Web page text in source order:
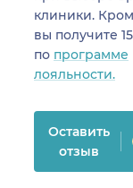
клиники.
вы получите
по программе
лояльности.
Оставить
отзыв